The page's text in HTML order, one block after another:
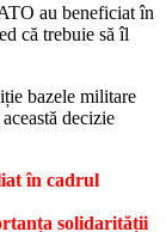
au beneficiat în
că trebuie să îl
bazele militare
decizie
în cadrul
solidarității